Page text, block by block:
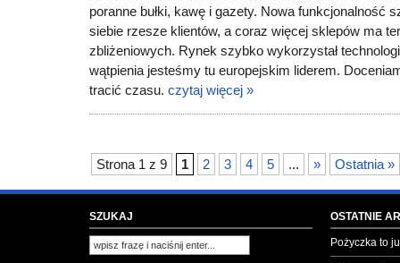
poranne bułki, kawę i gazety. Nowa funkcjonalność
siebie rzesze klientów, a coraz więcej sklepów ma
zbliżeniowych. Rynek szybko wykorzystał
wątpienia jesteśmy tu europejskim liderem.
tracić czasu. czytaj więcej »
Strona 1 z 9 1 2 3 4 5 ... » Ostatnia »
SZUKAJ OSTATNIE
Pożyczka to